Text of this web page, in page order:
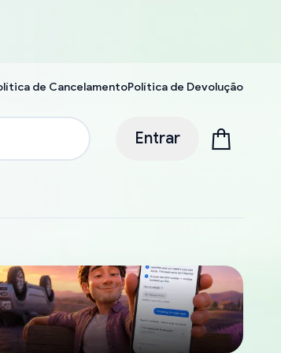
de CancelamentoPolítica de Devolução
Entrar